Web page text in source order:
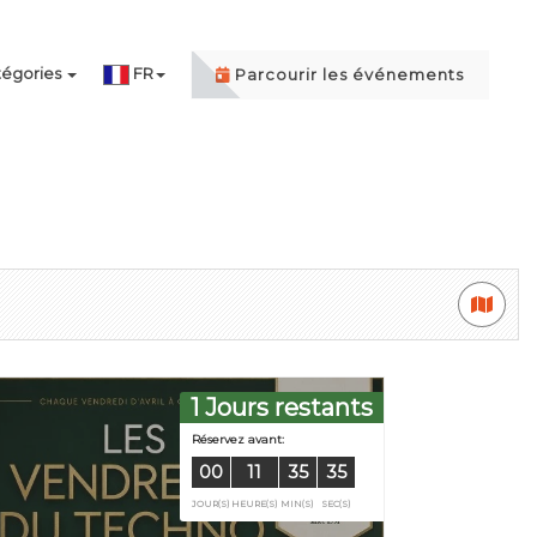
FR Parcourir les événements
1 Jours restants